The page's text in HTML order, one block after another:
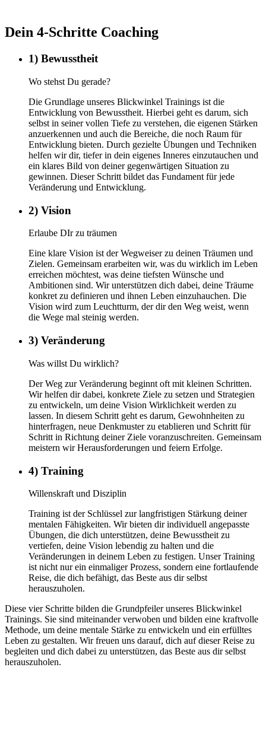
Dein 4-Schritte Coaching
1) Bewusstheit
Wo stehst Du gerade?
Die Grundlage unseres Blickwinkel Trainings ist die
Entwicklung von Bewusstheit. Hierbei geht es darum, sich
selbst in seiner vollen Tiefe zu verstehen, die eigenen Stärken
anzuerkennen und auch die Bereiche, die noch Raum für
Entwicklung bieten. Durch gezielte Übungen und Techniken
helfen wir dir, tiefer in dein eigenes Inneres einzutauchen und
ein klares Bild von deiner gegenwärtigen Situation zu
gewinnen. Dieser Schritt bildet das Fundament für jede
Veränderung und Entwicklung.
2) Vision
Erlaube DIr zu träumen
Eine klare Vision ist der Wegweiser zu deinen Träumen und
Zielen. Gemeinsam erarbeiten wir, was du wirklich im Leben
erreichen möchtest, was deine tiefsten Wünsche und
Ambitionen sind. Wir unterstützen dich dabei, deine Träume
konkret zu definieren und ihnen Leben einzuhauchen. Die
Vision wird zum Leuchtturm, der dir den Weg weist, wenn
die Wege mal steinig werden.
3) Veränderung
Was willst Du wirklich?
Der Weg zur Veränderung beginnt oft mit kleinen Schritten.
Wir helfen dir dabei, konkrete Ziele zu setzen und Strategien
zu entwickeln, um deine Vision Wirklichkeit werden zu
lassen. In diesem Schritt geht es darum, Gewohnheiten zu
hinterfragen, neue Denkmuster zu etablieren und Schritt für
Schritt in Richtung deiner Ziele voranzuschreiten. Gemeinsam
meistern wir Herausforderungen und feiern Erfolge.
4) Training
Willenskraft und Disziplin
Training ist der Schlüssel zur langfristigen Stärkung deiner
mentalen Fähigkeiten. Wir bieten dir individuell angepasste
Übungen, die dich unterstützen, deine Bewusstheit zu
vertiefen, deine Vision lebendig zu halten und die
Veränderungen in deinem Leben zu festigen. Unser Training
ist nicht nur ein einmaliger Prozess, sondern eine fortlaufende
Reise, die dich befähigt, das Beste aus dir selbst
herauszuholen.
Diese vier Schritte bilden die Grundpfeiler unseres Blickwinkel
Trainings. Sie sind miteinander verwoben und bilden eine kraftvolle
Methode, um deine mentale Stärke zu entwickeln und ein erfülltes
Leben zu gestalten. Wir freuen uns darauf, dich auf dieser Reise zu
begleiten und dich dabei zu unterstützen, das Beste aus dir selbst
herauszuholen.